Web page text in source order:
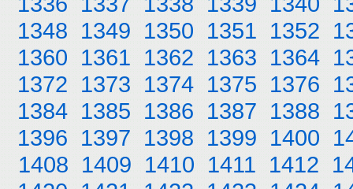
1348 1349 1350 1351 1352
1360 1361 1362 1363 1364
1372 1373 1374 1375 1376
1384 1385 1386 1387 1388
1396 1397 1398 1399 1400
1408 1409 1410 1411 1412